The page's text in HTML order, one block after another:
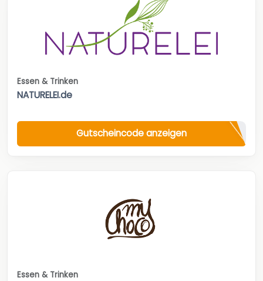
Essen & Trinken
NATURELEI.de
Gutscheincode anzeigen
Essen & Trinken